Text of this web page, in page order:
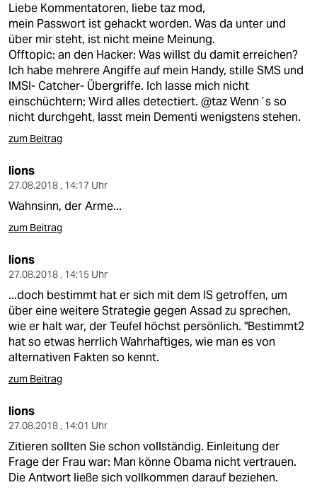
Liebe Kommentatoren, liebe taz mod,
mein Passwort ist gehackt worden. Was da unter und
über mir steht, ist nicht meine Meinung.
Offtopic: an den Hacker: Was willst du damit erreichen?
Ich habe mehrere Angiffe auf mein Handy, stille SMS und
IMSI- Catcher- Übergriffe. Ich lasse mich nicht
einschüchtern; Wird alles detectiert. @taz Wenn´s so
nicht durchgeht, lasst mein Dementi wenigstens stehen.
zum Beitrag
lions
27.08.2018 , 14:17 Uhr
Wahnsinn, der Arme...
zum Beitrag
lions
27.08.2018 , 14:15 Uhr
...doch bestimmt hat er sich mit dem IS getroffen, um
über eine weitere Strategie gegen Assad zu sprechen,
wie er halt war, der Teufel höchst persönlich. "Bestimmt2
hat so etwas herrlich Wahrhaftiges, wie man es von
alternativen Fakten so kennt.
zum Beitrag
lions
27.08.2018 , 14:01 Uhr
Zitieren sollten Sie schon vollständig. Einleitung der
Frage der Frau war: Man könne Obama nicht vertrauen.
Die Antwort ließe sich vollkommen darauf beziehen.